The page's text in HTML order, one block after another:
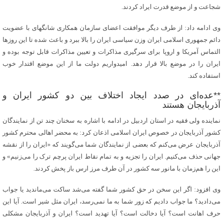
شجاعت و از موضع قدرت ایراد کردند.
وی ادامه داد: از طرف دیگر موافقت اعضای سازمان همکاری شانگهای با عضویت
دائم جمهوری اسلامی ایران وزن سیاسی ایران را بالا ببرد و باعث شده تا این روزها
التماس آمریکا و اروپا برای سرگیری مذاکرات و تعیین مذاکرات قابل توجه بوده و
ایران را در موضع بالا قرار ‌دهد. امیدواریم دولت ما از این موضع اقتدار خوب
استفاده کند.
**عده‌ای در صدد ایجاد اختلاف بین دو کشور ایران و
آذربایجان هستند
نماینده ولی فقیه در استان اردبیل در ادامه با اشاره به سخنان چند تن از نمایندگان
کشور آذربایجان در خصوص ایران اسلامی اذعان کرد: به محضر اهالی محترم کشور
آذربایجان عرض می‌کنم که بعضی از نمایندگان شما می‌گویند که «ایران را از نقشه
جهانی حذف می‌کنیم. ایران را تجزیه و به تمام نقاط ایران پرچم ترک را می‌زنیم» و
این را هم‌زمان با مانور سه کشور در آن طرف مرز ارس باز پخش کردند.
وی افزود: اگر این سخن در حق کشور شما گفته می‌شد ساکت می‌ماندید یا جواب
می‌دادید؟ ما جواب دادیم که زور شما به ما نمی‌رسد، ایران مثل شیر است. آیا این
حرف اهانت است؟ آیا دخالت است؟ آیا تهدید است؟ ایران و آذربایجان مشکلی